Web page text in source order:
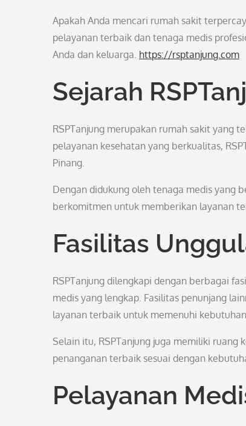
Apakah Anda mencari rumah sakit
pelayanan terbaik dan tenaga medis
Anda dan keluarga. https://rsptanjung.com
Sejarah
RSPTanjung merupakan rumah sakit yang
pelayanan kesehatan yang berkualitas,
Pinang.
Dengan didukung oleh tenaga medis yang
berkomitmen untuk memberikan layanan
Fasilitas
RSPTanjung dilengkapi dengan berbagai
medis yang lengkap. Fasilitas penunjang
layanan terbaik untuk memenuhi
Selain itu, RSPTanjung juga memiliki ruang
penanganan terbaik sesuai dengan
Pelayanan